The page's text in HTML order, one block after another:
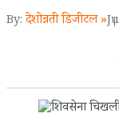
By: देशोन्नती डिजीटल »